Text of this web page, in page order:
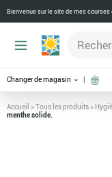
Bienvenue sur le site de mes courses
Changer de magasin
Accueil >Tous les produits>
menthe solide.